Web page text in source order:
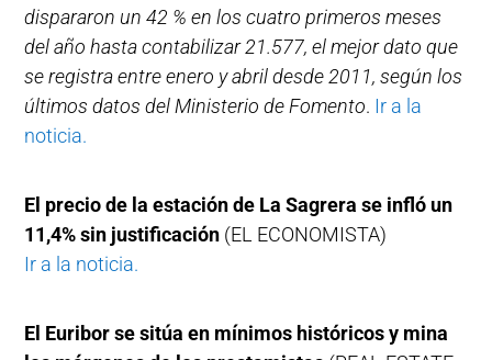
dispararon un 42 % en los cuatro primeros meses
del año hasta contabilizar 21.577, el mejor dato que
se registra entre enero y abril desde 2011, según los
últimos datos del Ministerio de Fomento. Ir a la
noticia.
El precio de la estación de La Sagrera se infló un
11,4% sin justificación (EL ECONOMISTA)
Ir a la noticia.
El Euribor se sitúa en mínimos históricos y mina